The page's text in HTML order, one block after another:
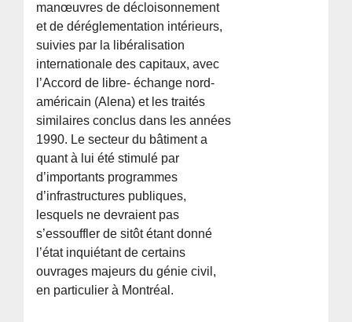
manœuvres de décloisonnement
et de déréglementation intérieurs,
suivies par la libéralisation
internationale des capitaux, avec
l’Accord de libre- échange nord-
américain (Alena) et les traités
similaires conclus dans les années
1990. Le secteur du bâtiment a
quant à lui été stimulé par
d’importants programmes
d’infrastructures publiques,
lesquels ne devraient pas
s’essouffler de sitôt étant donné
l’état inquiétant de certains
ouvrages majeurs du génie civil,
en particulier à Montréal.